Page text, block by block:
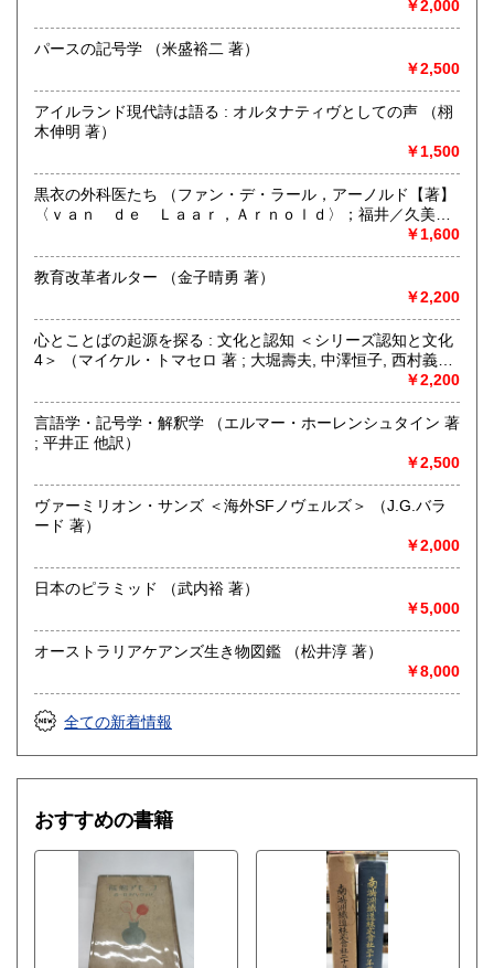
書籍の買取について
まずは、フリーダイヤル 0120-68-2332 までご連絡下さ
い。
総記、哲学宗教、歴史、社会科学、自然科学、美術工芸、国
語国文、外国文学、古典籍、近代文献、趣味、外国書、サブ
カルチャー、古書一般（その他）
￥2,000
パースの記号学 （米盛裕二 著）
￥2,500
アイルランド現代詩は語る : オルタナティヴとしての声 （栩
木伸明 著）
￥1,500
黒衣の外科医たち （ファン・デ・ラール，アーノルド【著】
〈ｖａｎ ｄｅ Ｌａａｒ，Ａｒｎｏｌｄ〉；福井／久美子
￥1,600
教育改革者ルター （金子晴勇 著）
￥2,200
心とことばの起源を探る : 文化と認知 ＜シリーズ認知と文化
4＞ （マイケル・トマセロ 著 ; 大堀壽夫, 中澤恒子, 西村義樹,
￥2,200
言語学・記号学・解釈学 （エルマー・ホーレンシュタイン 著
; 平井正 他訳）
￥2,500
ヴァーミリオン・サンズ ＜海外SFノヴェルズ＞ （J.G.バラ
ード 著）
￥2,000
日本のピラミッド （武内裕 著）
￥5,000
オーストラリアケアンズ生き物図鑑 （松井淳 著）
￥8,000
全ての新着情報
おすすめの書籍